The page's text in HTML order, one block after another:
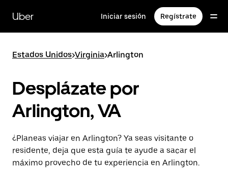
contenido
principal
Uber Iniciar sesión Regístrate
Estados Unidos>Virginia>Arlington
Desplázate por
Arlington, VA
¿Planeas viajar en Arlington? Ya seas visitante o
residente, deja que esta guía te ayude a sacar el
máximo provecho de tu experiencia en Arlington.